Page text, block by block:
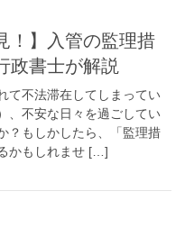
政書士が解説
て不法滞在してしまってい
、不安な日々を過ごしてい
？もしかしたら、「監理措
かもしれませ […]